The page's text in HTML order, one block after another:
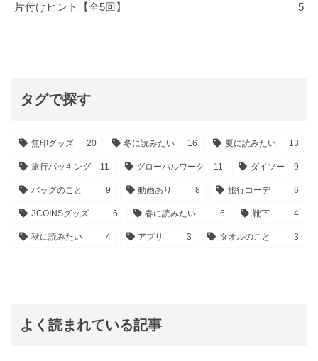
片付けヒント【全5回】 5
タグで探す
無印グッズ 20 冬に読みたい 16 夏に読みたい 13
旅行パッキング 11 グローバルワーク 11 ダイソー 9
バッグのこと 9 動画あり 8 旅行コーデ 6
3COINSグッズ 6 春に読みたい 6 靴下 4
秋に読みたい 4 アプリ 3 タオルのこと 3
よく読まれている記事